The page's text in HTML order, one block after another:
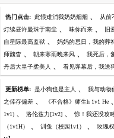
热门点击: 此恨难消我奶奶烟烟 、 从前
灯续昼许曼珠于南尘 、 味你而来 、 旧
自星际最高监狱 、 妈妈的忌日，我的葬
师魏杳 、 朝来寒雨晚来风 、 我死后，
丹后大皇子柔美人 、 看见弹幕后，我送
更新榜单: 是小狗也是主人 、 我与动物
之倖存偏差 、 《不合格》师生h 1v1 He 、
1v1) 、 洛伦兹力[1v2] 、 惊！我还没攻
（1v1H） 、 训兔（校园1v1） 、 玫瑰